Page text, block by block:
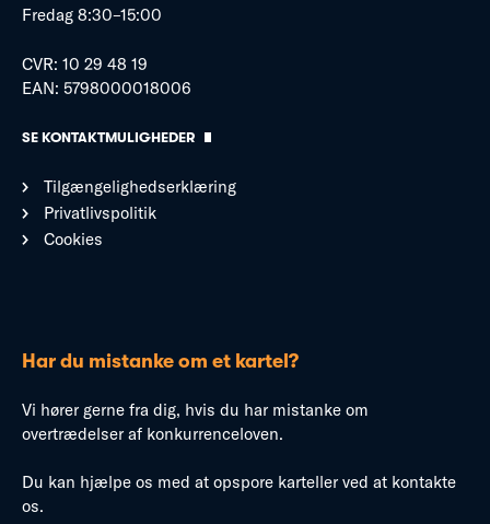
Fredag 8:30–15:00
CVR: 10 29 48 19
EAN: 5798000018006
SE KONTAKTMULIGHEDER
Tilgængelighedserklæring
Privatlivspolitik
Cookies
Har du mistanke om et kartel?
Vi hører gerne fra dig, hvis du har mistanke om
overtrædelser af konkurrenceloven.
Du kan hjælpe os med at opspore karteller ved at kontakte
os.